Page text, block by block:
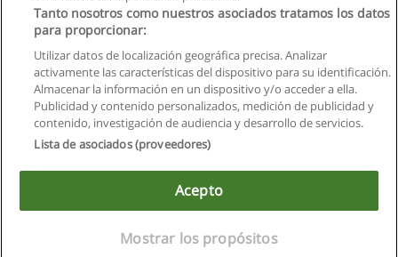
Privacidad de datos
Contactar con Educaedu
Copyright © Educaedu Business S.L. - CIF : B-95610580: -
Tanto nosotros como nuestros asociados tratamos los datos
para proporcionar:
Utilizar datos de localización geográfica precisa. Analizar
activamente las características del dispositivo para su identificación.
Almacenar la información en un dispositivo y/o acceder a ella.
Publicidad y contenido personalizados, medición de publicidad y
contenido, investigación de audiencia y desarrollo de servicios.
Lista de asociados (proveedores)
Acepto
Mostrar los propósitos